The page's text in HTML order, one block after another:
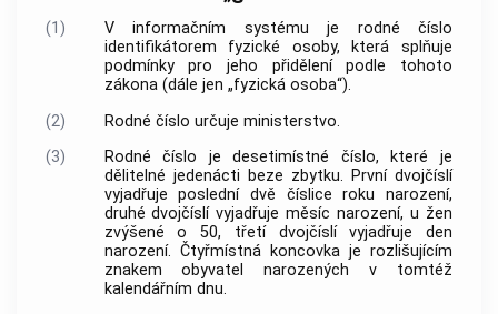
(1)
V informačním systému je rodné číslo
identifikátorem fyzické osoby, která splňuje
podmínky pro jeho přidělení podle tohoto
zákona (dále jen „fyzická osoba“).
(2)
Rodné číslo určuje ministerstvo.
(3)
Rodné číslo je desetimístné číslo, které je
dělitelné jedenácti beze zbytku. První dvojčíslí
vyjadřuje poslední dvě číslice roku narození,
druhé dvojčíslí vyjadřuje měsíc narození, u žen
zvýšené o 50, třetí dvojčíslí vyjadřuje den
narození. Čtyřmístná koncovka je rozlišujícím
znakem obyvatel narozených v tomtéž
kalendářním dnu.